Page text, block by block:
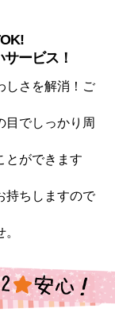
ービス！
しさを解消！ご
目でしっかり周
とができます
持ちしますので